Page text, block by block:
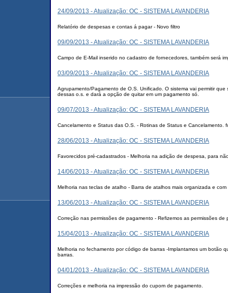
24/09/2013 - Atualização: OC - SISTEMA LAVANDERIA
Relatório de despesas e contas á pagar - Novo filtro
09/09/2013 - Atualização: OC - SISTEMA LAVANDERIA
Campo de E-Mail inserido no cadastro de fornecedores, também será
03/09/2013 - Atualização: OC - SISTEMA LAVANDERIA
Agrupamento/Pagamento de O.S. Unificado. O sistema vai permitir
dessas o.s. e dará a opção de quitar em um pagamento só.
09/07/2013 - Atualização: OC - SISTEMA LAVANDERIA
Cancelamento e Status das O.S. - Rotinas de Status e Cancelamento.
28/06/2013 - Atualização: OC - SISTEMA LAVANDERIA
Favorecidos pré-cadastrados - Melhoria na adição de despesa, para
14/06/2013 - Atualização: OC - SISTEMA LAVANDERIA
Melhoria nas teclas de atalho - Barra de atalhos mais organizada e com
13/06/2013 - Atualização: OC - SISTEMA LAVANDERIA
Correção nas permissões de pagamento - Refizemos as permissões
15/04/2013 - Atualização: OC - SISTEMA LAVANDERIA
Melhoria no fechamento por código de barras -Implantamos um botão
barras.
04/01/2013 - Atualização: OC - SISTEMA LAVANDERIA
Correções e melhoria na impressão do cupom de pagamento.